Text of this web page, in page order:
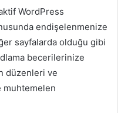
WordPress
endişelenmenize
sayfalarda olduğu gibi
becerilerinize
düzenleri ve
muhtemelen